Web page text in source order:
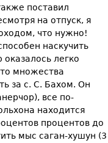
поставил
на отпуск, я
что нужно!
наскучить
легко
множества
за с. С. Бахом. Он
все по-
находится
процентов до
мыс саган-хушун (3